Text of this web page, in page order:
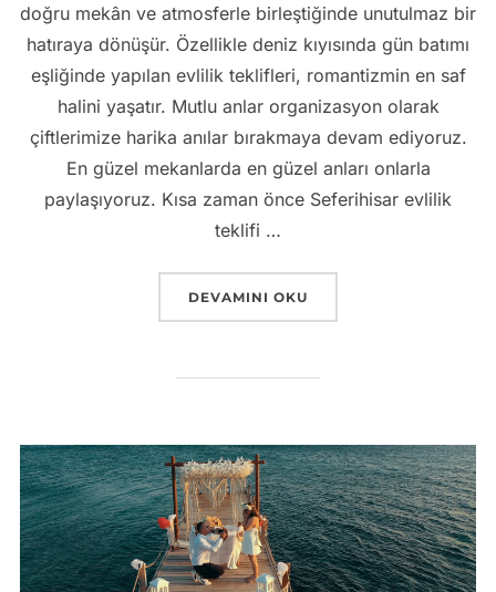
doğru mekân ve atmosferle birleştiğinde unutulmaz bir
hatıraya dönüşür. Özellikle deniz kıyısında gün batımı
eşliğinde yapılan evlilik teklifleri, romantizmin en saf
halini yaşatır. Mutlu anlar organizasyon olarak
çiftlerimize harika anılar bırakmaya devam ediyoruz.
En güzel mekanlarda en güzel anları onlarla
paylaşıyoruz. Kısa zaman önce Seferihisar evlilik
teklifi …
“DENIZ KIYISINDA GÜN BATIMINDA
DEVAMINI OKU